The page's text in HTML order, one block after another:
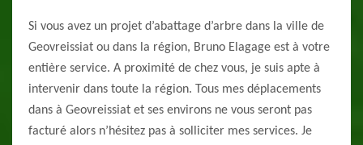
Si vous avez un projet d’abattage d’arbre dans la ville de
Geovreissiat ou dans la région, Bruno Elagage est à votre
entière service. A proximité de chez vous, je suis apte à
intervenir dans toute la région. Tous mes déplacements
dans à Geovreissiat et ses environs ne vous seront pas
facturé alors n’hésitez pas à solliciter mes services. Je